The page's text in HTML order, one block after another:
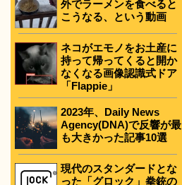
外でラーメンを食べると
こうなる、という動画
ネコがエモノをお土産に
持って帰ってくると開か
なくなる画像認識式ドア
「Flappie」
2023年、Daily News
Agency(DNA)で反響が最
も大きかった記事10選
現代のスタンダードとな
った「グロック」拳銃の